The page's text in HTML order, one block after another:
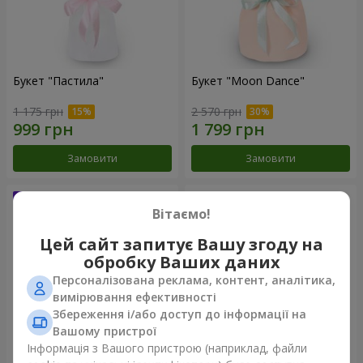
Букет "Пастила"
1 175 грн
Замовити
Букет "Moon Dance"
2 570 грн
Замовити
Вітаємо!
Цей сайт запитує Вашу згоду на
обробку Ваших даних
Персоналізована реклама, контент, аналітика,
вимірювання ефективності
Збереження і/або доступ до інформації на
Вашому пристрої
Інформація з Вашого пристрою (наприклад, файли